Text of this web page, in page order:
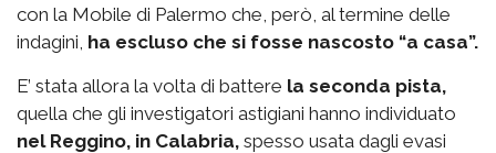
con la Mobile di Palermo che, però, al termine delle
indagini, ha escluso che si fosse nascosto “a casa”.
E’ stata allora la volta di battere la seconda pista,
quella che gli investigatori astigiani hanno individuato
nel Reggino, in Calabria, spesso usata dagli evasi